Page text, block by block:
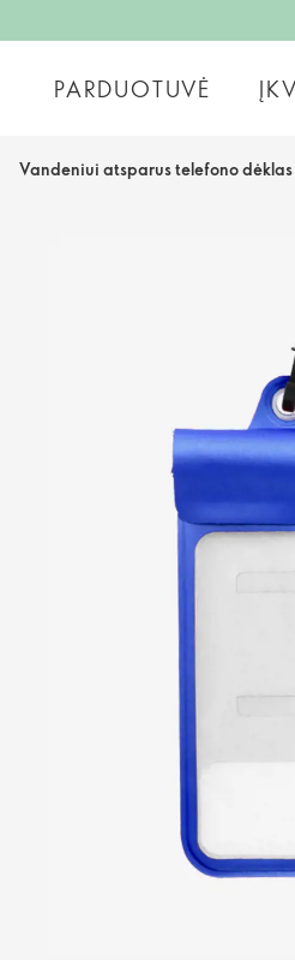
PARDUOTUVĖ
Vandeniui atsparus telefono dėklas